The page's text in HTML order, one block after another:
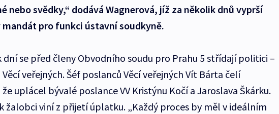
nebo svědky,“ dodává Wagnerová, jíž za několik dnů vyprší
pro funkci ústavní soudkyně.
dní se před členy Obvodního soudu pro Prahu 5 střídají politici –
veřejných. Šéf poslanců Věcí veřejných Vít Bárta čelí
uplácel bývalé poslance VV Kristýnu Kočí a Jaroslava Škárku.
žalobci viní z přijetí úplatku. „Každý proces by měl v ideálním